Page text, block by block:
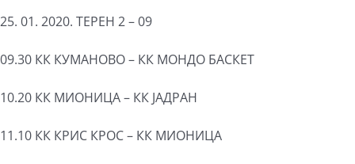
25. 01. 2020. ТЕРЕН 2 – 09
09.30 КК КУМАНОВО – КК МОНДО БАСКЕТ
10.20 КК МИОНИЦА – КК ЈАДРАН
11.10 КК КРИС КРОС – КК МИОНИЦА